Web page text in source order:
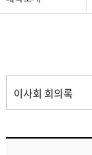
이사회 회의록